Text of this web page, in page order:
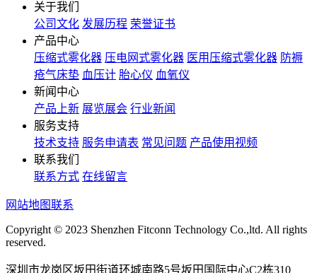
关于我们
公司文化 发展历程 荣誉证书
产品中心
压缩式雾化器 压电网式雾化器 医用压缩式雾化器 防褥
疮气床垫 血压计 胎心仪 血氧仪
新闻中心
产品上新 展览展会 行业新闻
服务支持
技术支持 服务申请表 常见问题 产品使用视频
联系我们
联系方式 在线留言
网站地图联系
Copyright © 2023 Shenzhen Fitconn Technology Co.,ltd. All rights
reserved.
深圳市龙岗区坂田街道环城南路5号坂田国际中心C2栋310